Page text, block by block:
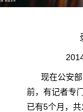
现在公安部
前，有记者专
已有5个月，